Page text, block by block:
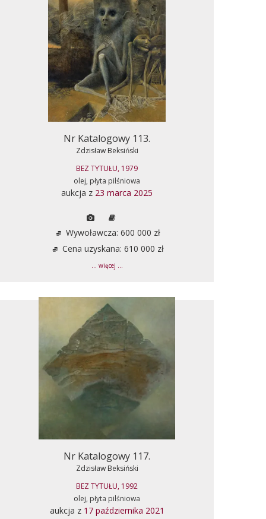
Nr Katalogowy 113.
Zdzisław Beksiński
BEZ TYTUŁU, 1979
olej, płyta pilśniowa
aukcja z 23 marca 2025
Wywoławcza: 600 000 zł
Cena uzyskana: 610 000 zł
... więcej ...
Nr Katalogowy 117.
Zdzisław Beksiński
BEZ TYTUŁU, 1992
olej, płyta pilśniowa
aukcja z 17 października 2021